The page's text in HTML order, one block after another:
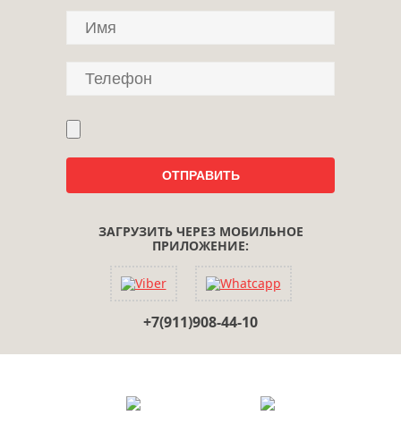
ЗАГРУЗИТЬ ЧЕРЕЗ МОБИЛЬНОЕ
ПРИЛОЖЕНИЕ:
+7(911)908-44-10